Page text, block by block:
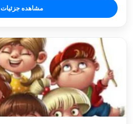
مشاهده جزئیات